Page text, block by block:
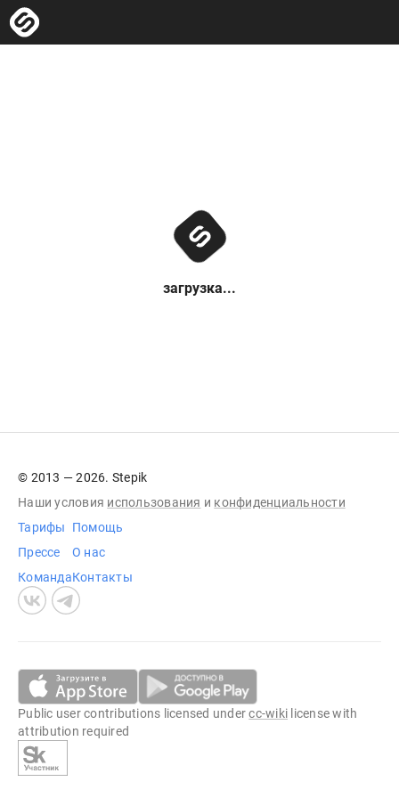
загрузка...
© 2013 — 2026. Stepik
Наши условия использования и конфиденциальности
Тарифы
Прессе
Команда
Помощь
О нас
Контакты
Public user contributions licensed undercc-wiki license with
attribution required